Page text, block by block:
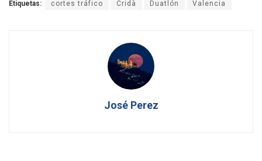
Etiquetas: cortes tráfico Cridà Duatlón Valencia
José Perez